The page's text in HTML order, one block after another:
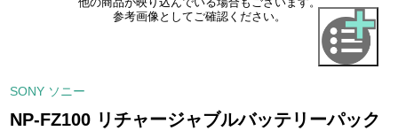
他の商品が映り込んでいる場合もございます。
参考画像としてご確認ください。
SONY ソニー
NP-FZ100 リチャージャブルバッテリーパック